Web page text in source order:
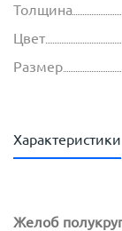
Толщина
Цвет
Размер
Характеристики
Желоб